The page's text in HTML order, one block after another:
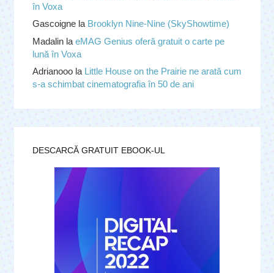
în Voxa
Gascoignela Brooklyn Nine-Nine (SkyShowtime)
Madalinla eMAG Genius oferă gratuit o carte pe
lună în Voxa
Adrianooola Little House on the Prairie ne arată cum
s-a schimbat cinematografia în 50 de ani
DESCARCĂ GRATUIT EBOOK-UL